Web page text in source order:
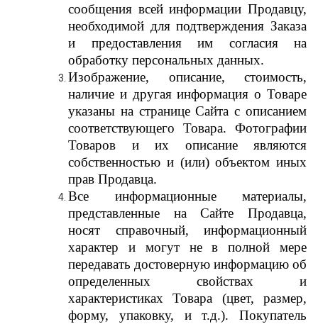
сообщения всей информации Продавцу,
необходимой для подтверждения Заказа
и предоставления им согласия на
обработку персональных данных.
Изображение, описание, стоимость,
наличие и другая информация о Товаре
указаны на странице Сайта с описанием
соответствующего Товара. Фотографии
Товаров и их описание являются
собственностью и (или) объектом иных
прав Продавца.
Все информационные материалы,
представленные на Сайте Продавца,
носят справочный, информационный
характер и могут не в полной мере
передавать достоверную информацию об
определенных свойствах и
характеристиках Товара (цвет, размер,
форму, упаковку, и т.д.). Покупатель